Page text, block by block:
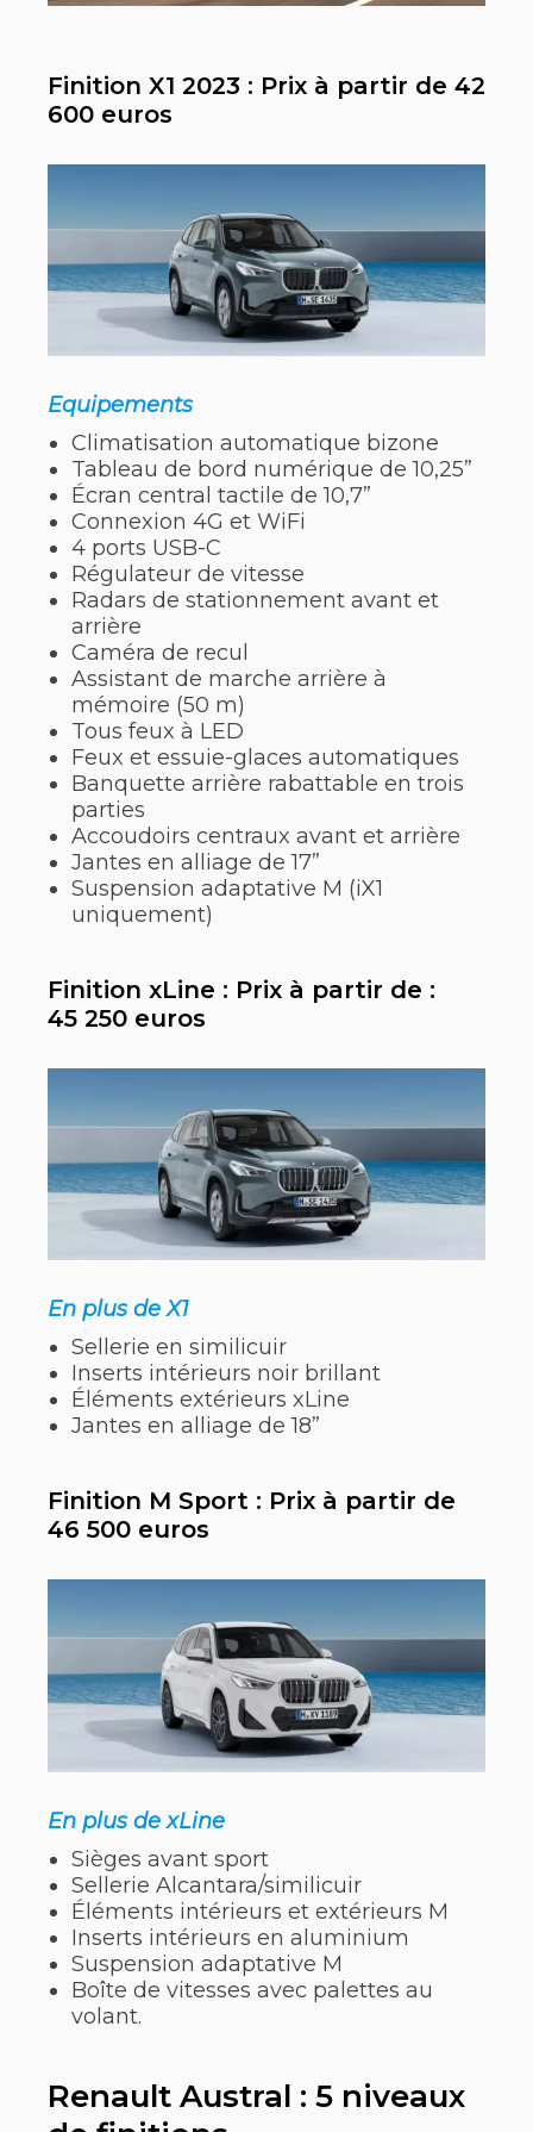
Finition X1 2023 : Prix à partir de 42
600 euros
Equipements
Climatisation automatique bizone
Tableau de bord numérique de 10,25”
Écran central tactile de 10,7”
Connexion 4G et WiFi
4 ports USB-C
Régulateur de vitesse
Radars de stationnement avant et
arrière
Caméra de recul
Assistant de marche arrière à
mémoire (50 m)
Tous feux à LED
Feux et essuie-glaces automatiques
Banquette arrière rabattable en trois
parties
Accoudoirs centraux avant et arrière
Jantes en alliage de 17”
Suspension adaptative M (iX1
uniquement)
Finition xLine : Prix à partir de :
45 250 euros
En plus de X1
Sellerie en similicuir
Inserts intérieurs noir brillant
Éléments extérieurs xLine
Jantes en alliage de 18”
Finition M Sport : Prix à partir de
46 500 euros
En plus de xLine
Sièges avant sport
Sellerie Alcantara/similicuir
Éléments intérieurs et extérieurs M
Inserts intérieurs en aluminium
Suspension adaptative M
Boîte de vitesses avec palettes au
volant.
Renault Austral : 5 niveaux